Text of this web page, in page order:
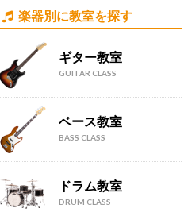
楽器別に教室を探す
ギター教室
GUITAR CLASS
ベース教室
BASS CLASS
ドラム教室
DRUM CLASS